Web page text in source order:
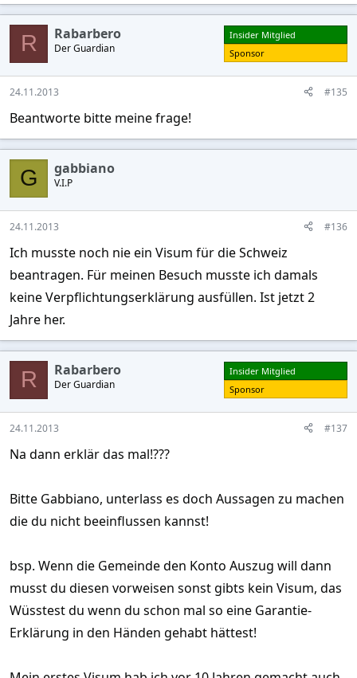
R Rabarbero
Der Guardian
Insider Mitglied
Sponsor
24.11.2013 #135
Beantworte bitte meine frage!
G gabbiano
V.I.P
24.11.2013 #136
Ich musste noch nie ein Visum für die Schweiz
beantragen. Für meinen Besuch musste ich damals
keine Verpflichtungserklärung ausfüllen. Ist jetzt 2
Jahre her.
R Rabarbero
Der Guardian
Insider Mitglied
Sponsor
24.11.2013 #137
Na dann erklär das mal!???
Bitte Gabbiano, unterlass es doch Aussagen zu machen
die du nicht beeinflussen kannst!
bsp. Wenn die Gemeinde den Konto Auszug will dann
musst du diesen vorweisen sonst gibts kein Visum, das
Wüsstest du wenn du schon mal so eine Garantie-
Erklärung in den Händen gehabt hättest!